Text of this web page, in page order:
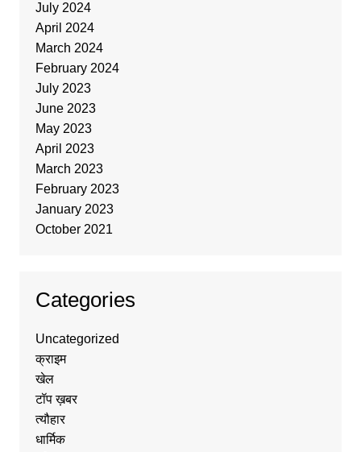
July 2024
April 2024
March 2024
February 2024
July 2023
June 2023
May 2023
April 2023
March 2023
February 2023
January 2023
October 2021
Categories
Uncategorized
क्राइम
खेल
टॉप ख़बर
त्यौहार
धार्मिक